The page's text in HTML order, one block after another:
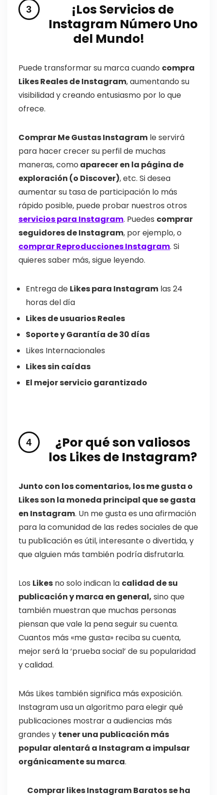
¡Los Servicios de
Instagram Número Uno
del Mundo!
Puede transformar su marca cuando compra
Likes Reales de Instagram, aumentando su
visibilidad y creando entusiasmo por lo que
ofrece.
Comprar Me Gustas Instagramle servirá
para hacer crecer su perfil de muchas
maneras, como aparecer en la página de
exploración (o Discover), etc. Si desea
aumentar su tasa de participación lo más
rápido posible, puede probar nuestros otros
servicios para Instagram. Puedes comprar
seguidores de Instagram, por ejemplo, o
comprar Reproducciones Instagram. Si
quieres saber más, sigue leyendo.
Entrega de Likes para Instagramlas 24
horas del día
Likes de usuarios Reales
Soporte y Garantía de 30 días
Likes Internacionales
Likes sin caídas
El mejor servicio garantizado
¿Por qué son valiosos
los Likes de Instagram?
Junto con los comentarios, los me gusta o
Likes son la moneda principal que se gasta
en Instagram. Un me gusta es una afirmación
para la comunidad de las redes sociales de que
tu publicación es útil, interesante o divertida, y
que alguien más también podría disfrutarla.
Los Likesno solo indican la calidad de su
publicación y marca en general, sino que
también muestran que muchas personas
piensan que vale la pena seguir su cuenta.
Cuantos más «me gusta» reciba su cuenta,
mejor será la ‘prueba social’ de su popularidad
y calidad.
Más Likes también significa más exposición.
Instagram usa un algoritmo para elegir qué
publicaciones mostrar a audiencias más
grandes y tener una publicación más
popular alentará a Instagram a impulsar
orgánicamente su marca.
Comprar likes Instagram Baratos se ha